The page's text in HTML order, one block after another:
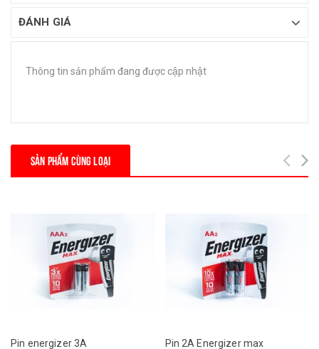
ĐÁNH GIÁ
Thông tin sản phẩm đang được cập nhật
SẢN PHẨM CÙNG LOẠI
Pin energizer 3A Pin 2A Energizer max